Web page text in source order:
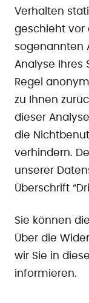
Verhalten
geschieht vor
sogenannten
Analyse Ihres
Regel
zu Ihnen
dieser
die
verhindern.
unserer
Überschrift
Sie können
Über die
wir Sie in
informieren.